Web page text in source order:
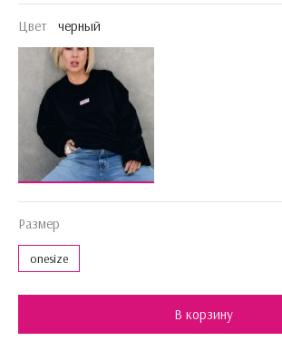
Цвет черный
Размер
onesize
В корзину